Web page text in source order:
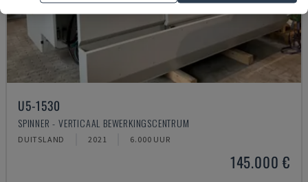
U5-1530
SPINNER - VERTICAAL BEWERKINGSCENTRUM
DUITSLAND 2021 6.000 UUR
145.000 €